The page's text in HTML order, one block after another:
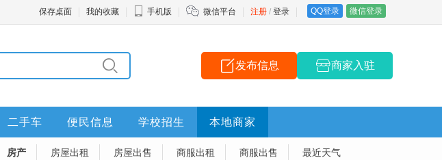
注册 / 登录 QQ登录 微信登录
保存桌面 我的收藏 手机版 微信平台
发布信息 商家入驻
二手车 便民信息 学校招生 本地商家
房产 房屋出租 房屋出售 商服出租 商服出售 最近天气